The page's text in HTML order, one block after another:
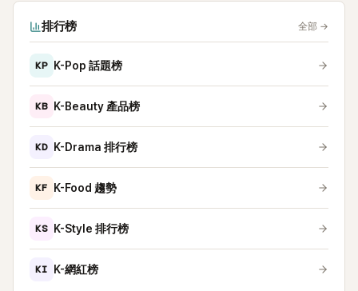
排行榜 全部 →
KP K-Pop 話題榜
KB K-Beauty 產品榜
KD K-Drama 排行榜
KF K-Food 趨勢
KS K-Style 排行榜
KI K-網紅榜